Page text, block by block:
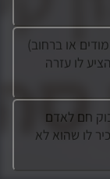
או ברחוב)
לו עזרה
חם לאדם
לו שהוא לא